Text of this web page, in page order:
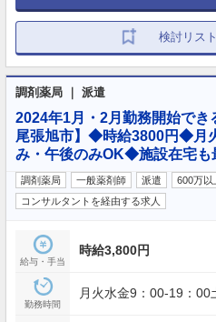
検討リス
調剤薬局 ｜ 派遣
2024年1月・2月勤務開始でき
尾張旭市】◆時給3800円◆月
み・午後のみOK◆施設在宅も
調剤薬局 一般薬剤師 派遣 600万以
コンサルタントを経由する求人
給与・手当
時給3,800円
勤務時間
月火水金9：00-19：